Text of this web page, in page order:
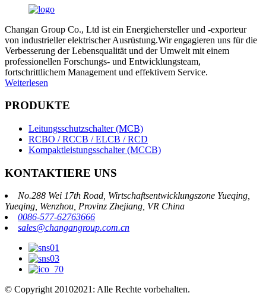
Changan Group Co., Ltd ist ein Energiehersteller und -exporteur
von industrieller elektrischer Ausrüstung.Wir engagieren uns für die
Verbesserung der Lebensqualität und der Umwelt mit einem
professionellen Forschungs- und Entwicklungsteam,
fortschrittlichem Management und effektivem Service.
Weiterlesen
PRODUKTE
Leitungsschutzschalter (MCB)
RCBO / RCCB / ELCB / RCD
Kompaktleistungsschalter (MCCB)
KONTAKTIERE UNS
No.288 Wei 17th Road, Wirtschaftsentwicklungszone Yueqing,
Yueqing, Wenzhou, Provinz Zhejiang, VR China
0086-577-62763666
sales@changangroup.com.cn
© Copyright 20102021: Alle Rechte vorbehalten.